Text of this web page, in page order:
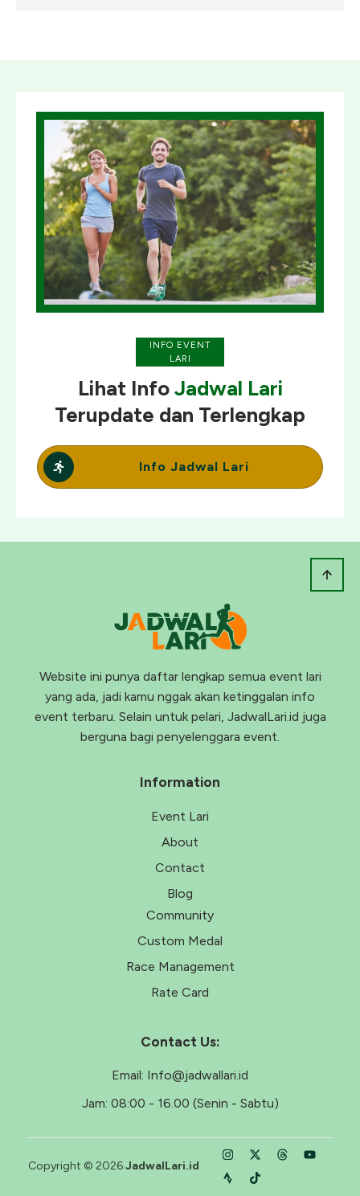
INFO EVENT
LARI
Lihat InfoJadwal Lari
Terupdate dan Terlengkap
Info Jadwal Lari
Website ini punya daftar lengkap semua event lari
yang ada, jadi kamu nggak akan ketinggalan info
event terbaru. Selain untuk pelari, JadwalLari.id juga
berguna bagi penyelenggara event.
Information
Event Lari
About
Contact
Blog
Community
Custom Medal
Race Management
Rate Card
Contact Us:
Email: Info@jadwallari.id
Jam: 08:00 - 16.00 (Senin - Sabtu)
Copyright © 2026JadwalLari.id